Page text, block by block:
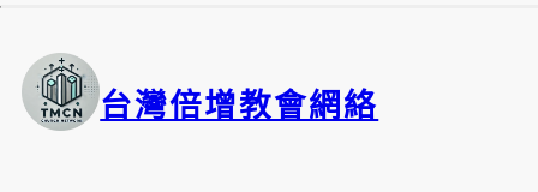
台灣倍增教會網絡